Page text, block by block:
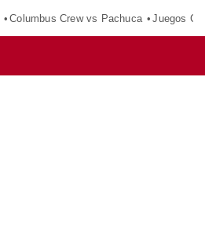
Columbus Crew vs Pachuca Juegos